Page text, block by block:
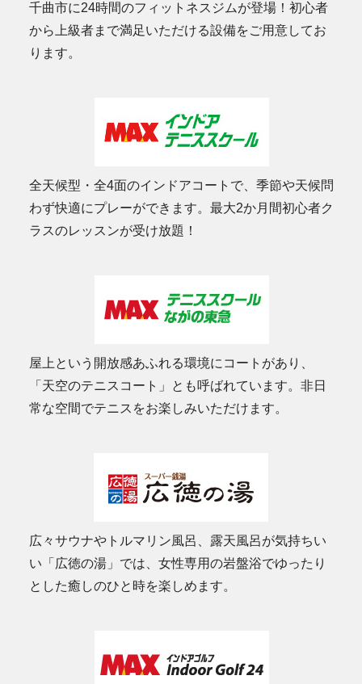
千曲市に24時間のフィットネスジムが登場！初心者
から上級者まで満足いただける設備をご用意してお
ります。
全天候型・全4面のインドアコートで、季節や天候問
わず快適にプレーができます。最大2か月間初心者ク
ラスのレッスンが受け放題！
屋上という開放感あふれる環境にコートがあり、
「天空のテニスコート」とも呼ばれています。非日
常な空間でテニスをお楽しみいただけます。
広々サウナやトルマリン風呂、露天風呂が気持ちい
い「広徳の湯」では、女性専用の岩盤浴でゆったり
とした癒しのひと時を楽しめます。